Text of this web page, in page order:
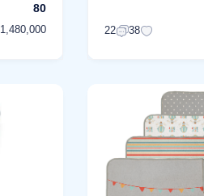
38
22
80
1,480,000 تومان